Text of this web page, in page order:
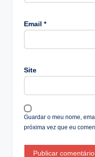
Email *
Site
Guardar o meu nome,
próxima vez que eu
e
ti
e
: